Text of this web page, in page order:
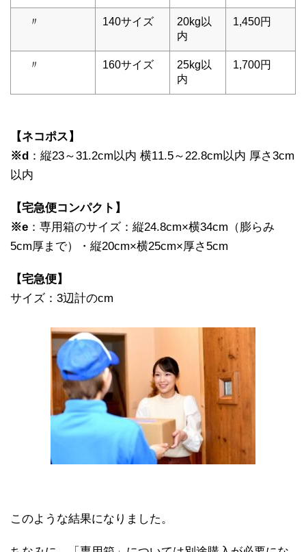
〃 140サイズ
20kg以
内
1,450円
〃 160サイズ
25kg以
内
1,700円
【ネコポス】
※d ：縦23～31.2cm以内 横11.5～22.8cm以内 厚さ3cm
以内
【宅急便コンパクト】
※e ：専用箱のサイズ：縦24.8cm×横34cm（膨らみ
5cm厚まで）・縦20cm×横25cm×厚さ5cm
【宅急便】
サイズ：3辺計のcm
このような結果になりました。